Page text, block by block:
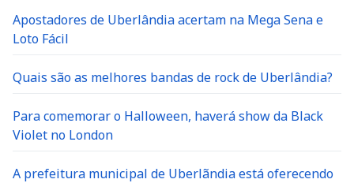
Apostadores de Uberlândia acertam na Mega Sena e
Loto Fácil
Quais são as melhores bandas de rock de Uberlândia?
Para comemorar o Halloween, haverá show da Black
Violet no London
A prefeitura municipal de Uberlãndia está oferecendo